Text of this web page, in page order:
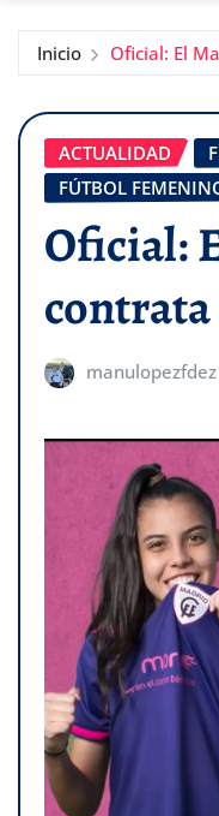
Inicio Oficial: El
ACTUALIDAD
FÚTBOL
Oficial:
contrata
manulopezfdez